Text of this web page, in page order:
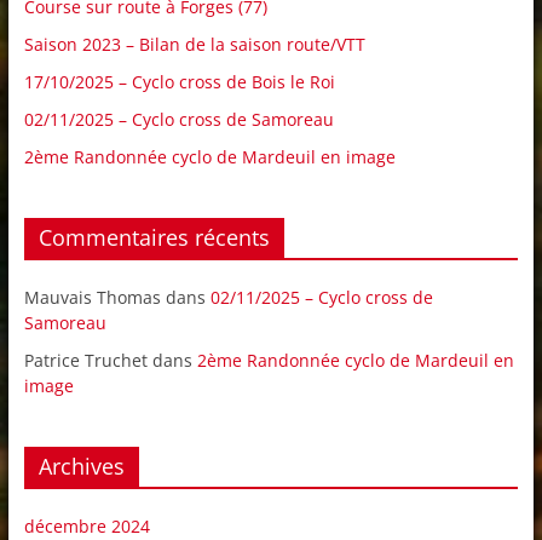
Course sur route à Forges (77)
Saison 2023 – Bilan de la saison route/VTT
17/10/2025 – Cyclo cross de Bois le Roi
02/11/2025 – Cyclo cross de Samoreau
2ème Randonnée cyclo de Mardeuil en image
Commentaires récents
Mauvais Thomas dans 02/11/2025 – Cyclo cross de
Samoreau
Patrice Truchetdans 2ème Randonnée cyclo de Mardeuil en
image
Archives
décembre 2024